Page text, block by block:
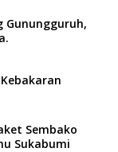
Gunungguruh,
Sembako
Sukabumi